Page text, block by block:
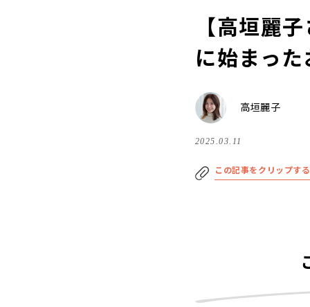
【高垣麗
に始まっ
高垣麗子
2025.03.11
この記事をクリップする